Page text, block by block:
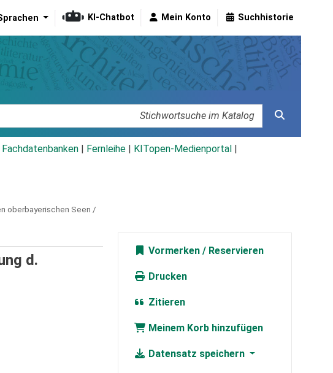
KI-Chatbot Mein Konto Suchhistorie
Fachdatenbanken Fernleihe KITopen-Medienportal
oberbayerischen Seen /
d.
Vormerken
Drucken
Zitieren
Meinem Korb hinzufügen
Datensatz speichern